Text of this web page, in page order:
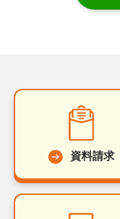
資料請求